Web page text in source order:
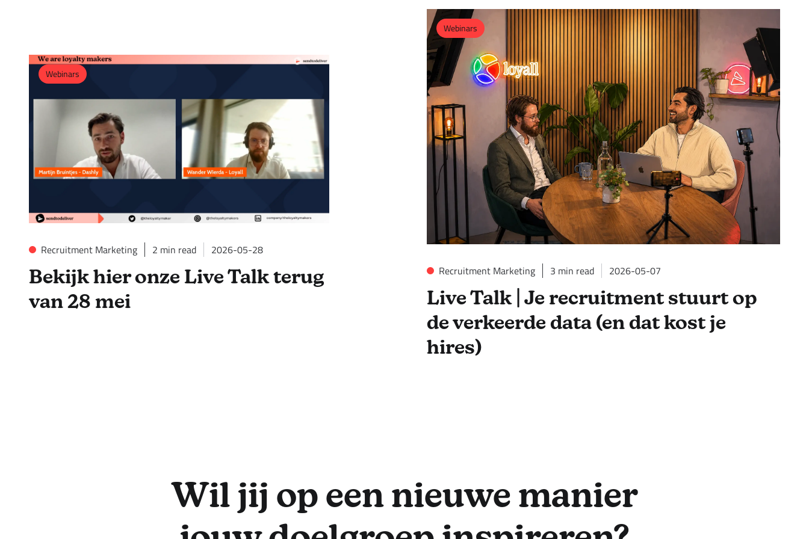
Webinars
Recruitment Marketing 2 min read 2026-05-28
Bekijk hier onze Live Talk terug
van 28 mei
Webinars
Recruitment Marketing 3 min read 2026-05-07
Live Talk | Je recruitment stuurt op
de verkeerde data (en dat kost je
hires)
Wil jij op een nieuwe manier